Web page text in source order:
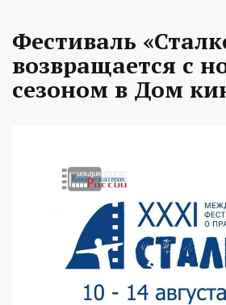
Фестиваль
возвращается с
сезоном в Дом